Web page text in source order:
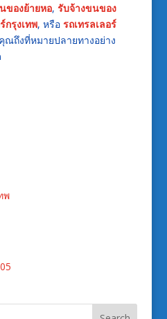
ของย้ายหอ, รับจ้างขนของ
กรุงเทพ, หรือ รถเทรลเลอร์
ณถึงที่หมายปลายทางอย่าง
พ